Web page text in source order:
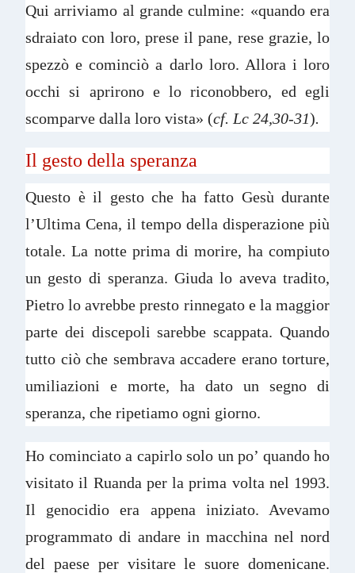
Qui arriviamo al grande culmine: «quando era
sdraiato con loro, prese il pane, rese grazie, lo
spezzò e cominciò a darlo loro. Allora i loro
occhi si aprirono e lo riconobbero, ed egli
scomparve dalla loro vista» (cf. Lc 24,30-31).
Il gesto della speranza
Questo è il gesto che ha fatto Gesù durante
l’Ultima Cena, il tempo della disperazione più
totale. La notte prima di morire, ha compiuto
un gesto di speranza. Giuda lo aveva tradito,
Pietro lo avrebbe presto rinnegato e la maggior
parte dei discepoli sarebbe scappata. Quando
tutto ciò che sembrava accadere erano torture,
umiliazioni e morte, ha dato un segno di
speranza, che ripetiamo ogni giorno.
Ho cominciato a capirlo solo un po’ quando ho
visitato il Ruanda per la prima volta nel 1993.
Il genocidio era appena iniziato. Avevamo
programmato di andare in macchina nel nord
del paese per visitare le suore domenicane.